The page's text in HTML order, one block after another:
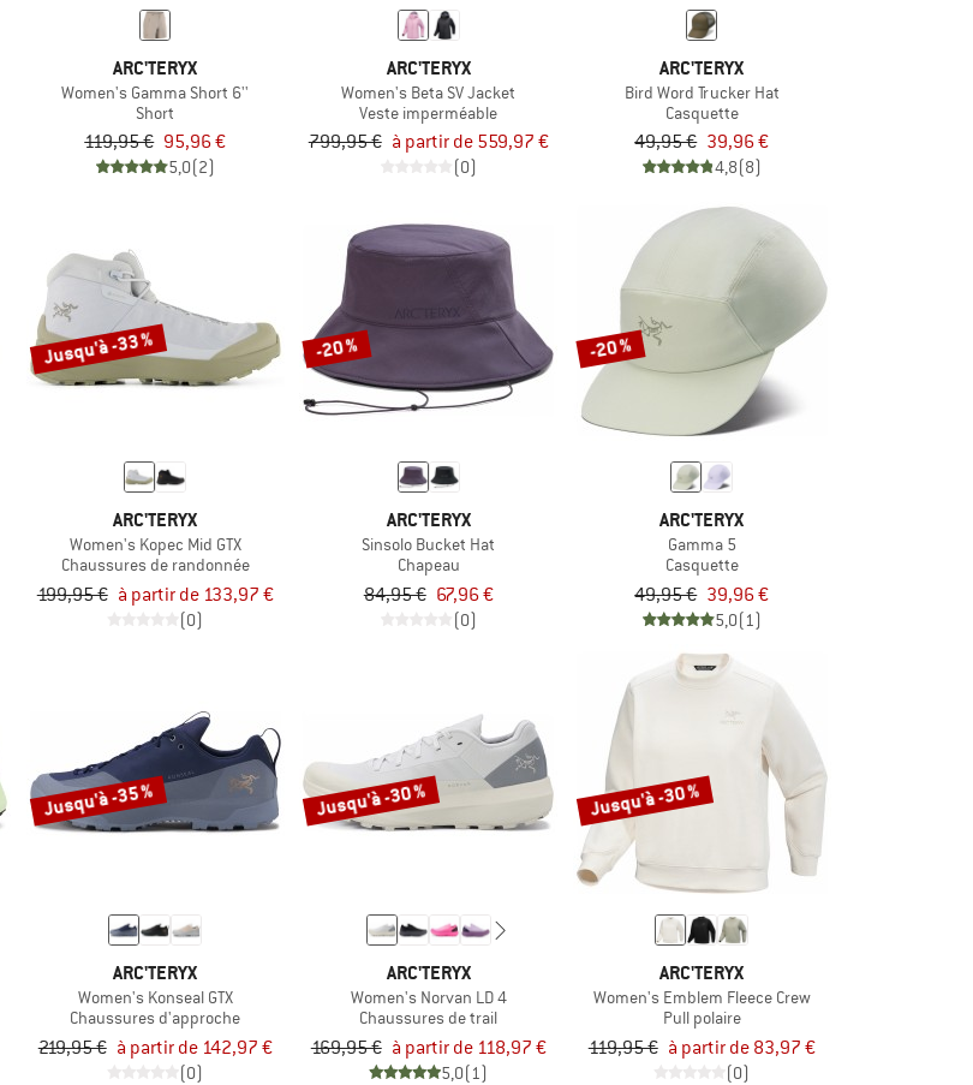
ARC'TERYX
Women's Gamma Short 6''
Short
119,95 € 95,96 €
5,0(2)
ARC'TERYX
Women's Beta SV Jacket
Veste imperméable
799,95 € à partir de 559,97 €
(0)
ARC'TERYX
Bird Word Trucker Hat
Casquette
49,95 € 39,96 €
4,8(8)
Jusqu'à -33 %
ARC'TERYX
Women's Kopec Mid GTX
Chaussures de randonnée
199,95 € à partir de 133,97 €
(0)
-20 %
ARC'TERYX
Sinsolo Bucket Hat
Chapeau
84,95 € 67,96 €
(0)
-20 %
ARC'TERYX
Gamma 5
Casquette
49,95 € 39,96 €
5,0(1)
Jusqu'à -35 %
ARC'TERYX
Women's Konseal GTX
Chaussures d'approche
219,95 € à partir de 142,97 €
(0)
Jusqu'à -30 %
ARC'TERYX
Women's Norvan LD 4
Chaussures de trail
169,95 € à partir de 118,97 €
5,0(1)
Jusqu'à -30 %
ARC'TERYX
Women's Emblem Fleece Crew
Pull polaire
119,95 € à partir de 83,97 €
(0)